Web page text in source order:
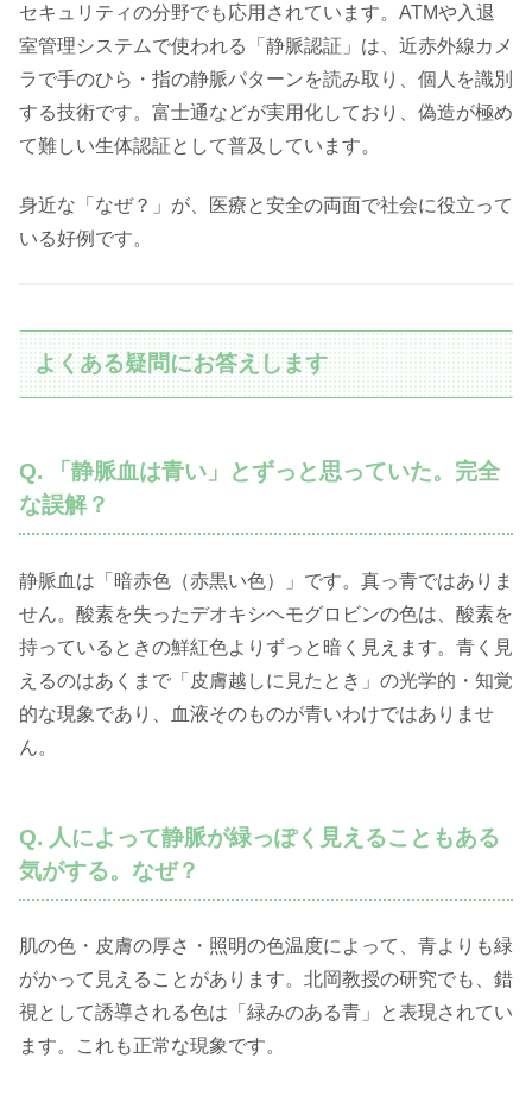
セキュリティの分野でも応用されています。ATMや入退
室管理システムで使われる「静脈認証」は、近赤外線カメ
ラで手のひら・指の静脈パターンを読み取り、個人を識別
する技術です。富士通などが実用化しており、偽造が極め
て難しい生体認証として普及しています。
身近な「なぜ？」が、医療と安全の両面で社会に役立って
いる好例です。
よくある疑問にお答えします
Q. 「静脈血は青い」とずっと思っていた。完全
な誤解？
静脈血は「暗赤色（赤黒い色）」です。真っ青ではありま
せん。酸素を失ったデオキシヘモグロビンの色は、酸素を
持っているときの鮮紅色よりずっと暗く見えます。青く見
えるのはあくまで「皮膚越しに見たとき」の光学的・知覚
的な現象であり、血液そのものが青いわけではありませ
ん。
Q. 人によって静脈が緑っぽく見えることもある
気がする。なぜ？
肌の色・皮膚の厚さ・照明の色温度によって、青よりも緑
がかって見えることがあります。北岡教授の研究でも、錯
視として誘導される色は「緑みのある青」と表現されてい
ます。これも正常な現象です。